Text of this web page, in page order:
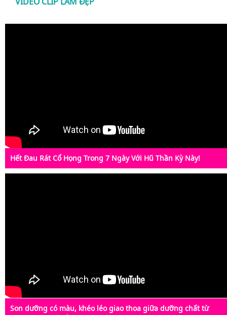
Hết Đau Rát Cổ Họng Trong 7 Ngày Với Hũ Thần Kỳ Này!
Son dưỡng có màu, khéo léo giao thoa giữa dưỡng chất từ